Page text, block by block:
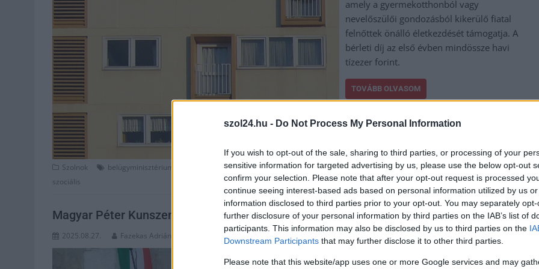
szol24.hu - Do Not Process My Personal Information
If you wish to opt-out of the sale, sharing to third parties, or processing of your
sensitive information for targeted advertising by us, please use the below opt-out
confirm your selection. Please note that after your opt-out request is processed
continue seeing interest-based ads based on personal information utilized by us
information disclosed to third parties prior to your opt-out. You may separately
further disclosure of your personal information by third parties on the IAB’s list of
participants. This information may also be disclosed by us to third parties on the
Downstream Participants that may further disclose it to other third parties.
Please note that this website/app uses one or more Google services and may
amely a gyermekotthonból vagy
nevelőszülői gondozásból kikerülő fiatal
felnőttek önálló életkezdését támogatja. A
bérleti díj az első évben mindössze havi
tízezer forint.
TOVÁBB OLVASOM
Szolnok belügyminisztérium gyermekotthon,lakhatás, lépj! program, MR Közösségi Lakásalap,nevelőszülő ,pályázat,
szociális
Magyar Péter Kunszentmártonban tisztázta, hogy nem tervezik az szja növelését
2025.08.27. Fazekas Adrián